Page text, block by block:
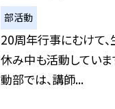
部活動
20周年行事にむけて
休み中も活動していま
動部では、講師...